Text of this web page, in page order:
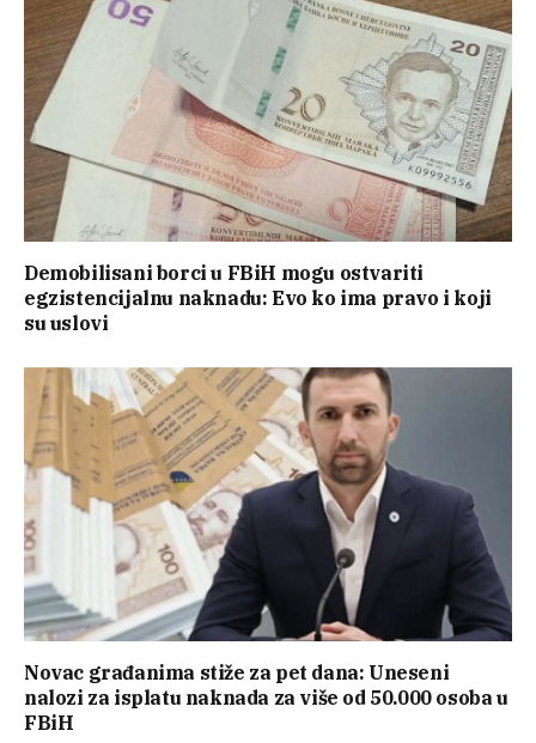
Demobilisani borci u FBiH mogu ostvariti
egzistencijalnu naknadu: Evo ko ima pravo i koji
su uslovi
Novac građanima stiže za pet dana: Uneseni
nalozi za isplatu naknada za više od 50.000 osoba u
FBiH